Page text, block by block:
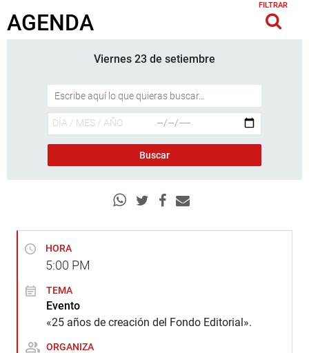
AGENDA
FILTRAR
Viernes 23 de setiembre
HORA
5:00 PM
TEMA
Evento
«25 años de creación del Fondo Editorial».
ORGANIZA